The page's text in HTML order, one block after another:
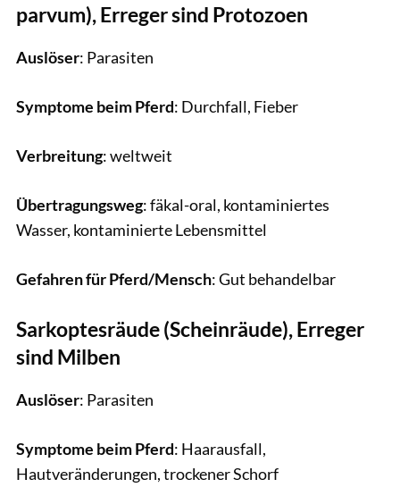
parvum), Erreger sind Protozoen
Auslöser: Parasiten
Symptome beim Pferd: Durchfall, Fieber
Verbreitung: weltweit
Übertragungsweg: fäkal-oral, kontaminiertes
Wasser, kontaminierte Lebensmittel
Gefahren für Pferd/Mensch: Gut behandelbar
Sarkoptesräude (Scheinräude), Erreger
sind Milben
Auslöser: Parasiten
Symptome beim Pferd: Haarausfall,
Hautveränderungen, trockener Schorf